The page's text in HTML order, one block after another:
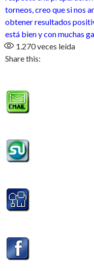
torneos, creo que si nos
obtener resultados
está bien y con muchas
1.270veces leída
Share this: